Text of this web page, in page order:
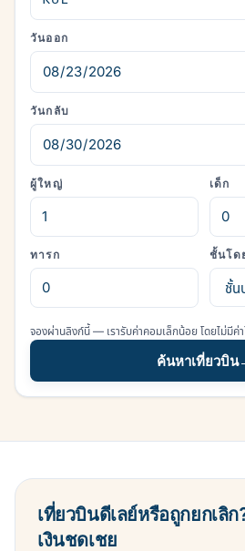
วันออก
วันกลับ
ผู้ใหญ่ เด็ก
ทารก ชั้นโด
จองผ่านลิงก์นี้ — เรารับค่าคอมเล็กน้อย โดยไม่มีค่
ค้นหาเที่ยวบิน
เที่ยวบินดีเลย์หรือถูกยกเลิ
เงินชดเชย